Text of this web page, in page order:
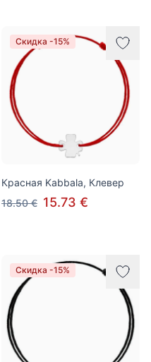
Скидка -15%
Красная Kabbala, Клевер
18.50 € 15.73 €
Скидка -15%